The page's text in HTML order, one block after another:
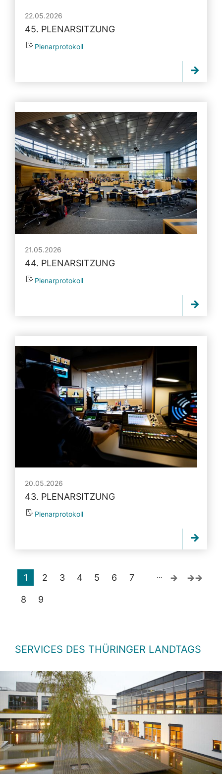
22.05.2026
45. PLENARSITZUNG
Plenarprotokoll
21.05.2026
44. PLENARSITZUNG
Plenarprotokoll
20.05.2026
43. PLENARSITZUNG
Plenarprotokoll
1 2 3 4 5 6 7
8 9
…
SERVICES DES THÜRINGER LANDTAGS